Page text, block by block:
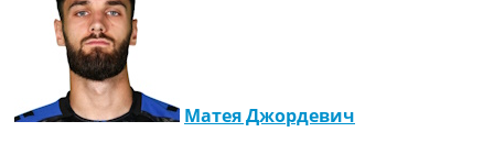
Матея Джордевич